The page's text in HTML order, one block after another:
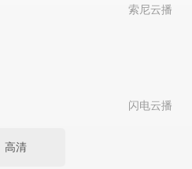
索尼云播
闪电云播
高清